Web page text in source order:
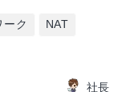
ーク NAT
社長